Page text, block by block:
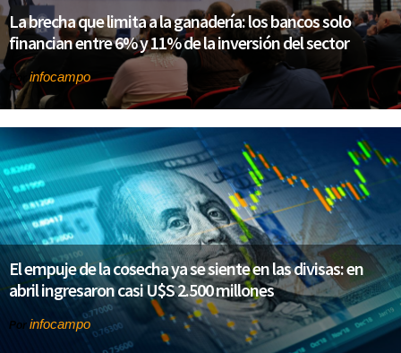
La brecha que limita a la ganadería: los bancos solo
financian entre 6% y 11% de la inversión del sector
Porinfocampo
El empuje de la cosecha ya se siente en las divisas: en
abril ingresaron casi U$S 2.500 millones
Por infocampo